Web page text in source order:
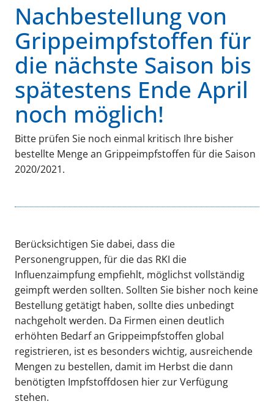
Nachbestellung von
Grippeimpfstoffen für
die nächste Saison bis
spätestens Ende April
noch möglich!
Bitte prüfen Sie noch einmal kritisch Ihre bisher
bestellte Menge an Grippeimpfstoffen für die Saison
2020/2021.
Berücksichtigen Sie dabei, dass die
Personengruppen, für die das RKI die
Influenzaimpfung empfiehlt, möglichst vollständig
geimpft werden sollten. Sollten Sie bisher noch keine
Bestellung getätigt haben, sollte dies unbedingt
nachgeholt werden. Da Firmen einen deutlich
erhöhten Bedarf an Grippeimpfstoffen global
registrieren, ist es besonders wichtig, ausreichende
Mengen zu bestellen, damit im Herbst die dann
benötigten Impfstoffdosen hier zur Verfügung
stehen.